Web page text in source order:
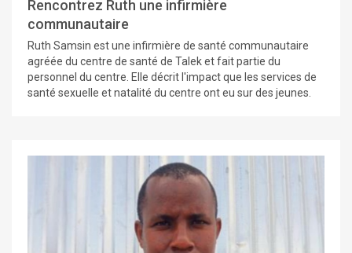
Rencontrez Ruth une infirmière
communautaire
Ruth Samsin est une infirmière de santé communautaire
agréée du centre de santé de Talek et fait partie du
personnel du centre. Elle décrit l'impact que les services de
santé sexuelle et natalité du centre ont eu sur des jeunes.